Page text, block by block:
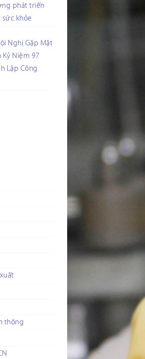
phát triển
sức khỏe
Nghị Gặp Mặt
Kỷ Niệm 97
Lập Công
thông